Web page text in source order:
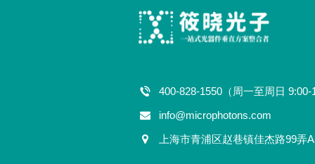
400-828-1550（周一至周日 9:00-
info@microphotons.com
上海市青浦区赵巷镇佳杰路99弄